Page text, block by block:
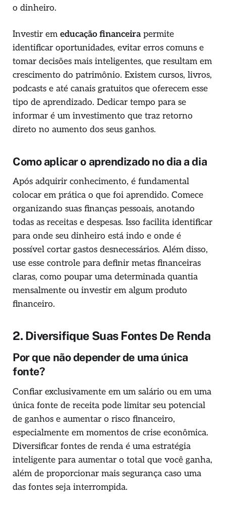
o dinheiro.
Investir em educação financeirapermite
identificar oportunidades, evitar erros comuns e
tomar decisões mais inteligentes, que resultam em
crescimento do patrimônio. Existem cursos, livros,
podcasts e até canais gratuitos que oferecem esse
tipo de aprendizado. Dedicar tempo para se
informar é um investimento que traz retorno
direto no aumento dos seus ganhos.
Como aplicar o aprendizado no dia a dia
Após adquirir conhecimento, é fundamental
colocar em prática o que foi aprendido. Comece
organizando suas finanças pessoais, anotando
todas as receitas e despesas. Isso facilita identificar
para onde seu dinheiro está indo e onde é
possível cortar gastos desnecessários. Além disso,
use esse controle para definir metas financeiras
claras, como poupar uma determinada quantia
mensalmente ou investir em algum produto
financeiro.
2. Diversifique Suas Fontes De Renda
Por que não depender de uma única
fonte?
Confiar exclusivamente em um salário ou em uma
única fonte de receita pode limitar seu potencial
de ganhos e aumentar o risco financeiro,
especialmente em momentos de crise econômica.
Diversificar fontes de renda é uma estratégia
inteligente para aumentar o total que você ganha,
além de proporcionar mais segurança caso uma
das fontes seja interrompida.